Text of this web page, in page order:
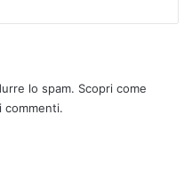
lo spam. Scopri come
commenti.